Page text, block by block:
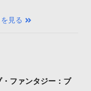
見る
ファンタジー：ブ